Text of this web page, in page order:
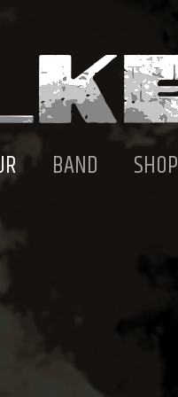
BAND SHOP